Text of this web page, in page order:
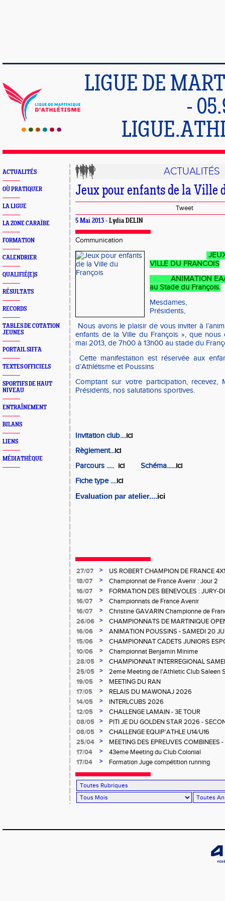
LIGUE DE
-
ACTUALITÉS
OÙ PRATIQUER
LA LIGUE
LA ZONE CARAÏBE
FORMATION
CALENDRIER
QUALIFIÉ(E)S
RÉSULTATS
RECORDS
TABLES DE COTATION
JEUNES
PORTAIL SIFFA
TEXTES OFFICIELS
SPORTIFS DE HAUT
NIVEAU
ENTRAÎNEMENT
BILANS
LIENS
MÉDIATHÈQUE
ACTUALITÉS
Jeux pour enfants de la Ville
Tweet
5 Mai 2013 - Lydia DELIN
Communication
VILLE DU FRANCOIS
ANIMATION EA/
au Stade du François.
Mesdames,
Présidents,
Nous avons le plaisir de vous inviter à
enfants de la Ville du François », que
mai 2013, de 7h00 à 13h00 au stade du
Cette manifestation est réservée aux
d’Athlétisme et Poussins
Comptant sur votre participation, recevez,
Présidents, nos salutations sportives.
Invitation club....ici
Règlement...ici
Parcours ..... ici Schéma......ici
Fiche type ....ici
Evaluation par atelier....ici
27/07 >
US ROBERT CHAMPION DE FRANCE
18/07
>
Championnat de France Avenir : Jour 2
16/07
>
FORMATION DES BENEVOLES : JURY-
16/07
>
Championnats de France Avenir
16/07
>
Christine GAVARIN Championne de
26/06
>
CHAMPIONNATS DE MARTINIQUE
16/06
>
ANIMATION POUSSINS - SAMEDI 20
15/06
>
CHAMPIONNAT CADETS JUNIORS
10/06
>
Championnat Benjamin Minime
28/05
>
CHAMPIONNAT INTERREGIONAL
Gosier
25/05 >
2eme Meeting de l'Athletic Club Saleen
19/05
>
MEETING DU RAN
17/05
>
RELAIS DU MAWONAJ 2026
14/05
>
INTERLCUBS 2026
12/05
>
CHALLENGE LAMAIN - 3E TOUR
08/05
>
PITI JE DU GOLDEN STAR 2026 -
08/05
>
CHALLENGE EQUIP'ATHLE U14/U16
25/04
>
MEETING DES EPREUVES
Salée
17/04 >
43eme Meeting du Club Colonial
17/04
> Formation Juge compétition running